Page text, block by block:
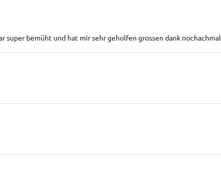
super bemüht und hat mir sehr geholfen grossen dank nochachmal